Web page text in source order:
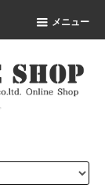
メニュー